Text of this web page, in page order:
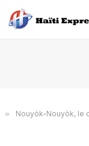
» Nouyòk-Nouyòk, le chef de